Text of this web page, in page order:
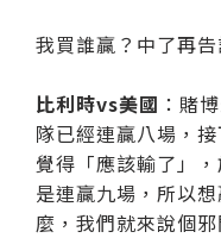
我買誰贏？中了再告
比利時vs美國 ：賭
隊已經連贏八場，
覺得「應該輸了」
是連贏九場，所以
麼，我們就來說個